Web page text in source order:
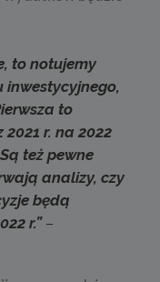
to notujemy
to
r. na 2022
też pewne
analizy, czy
będą
r.”–